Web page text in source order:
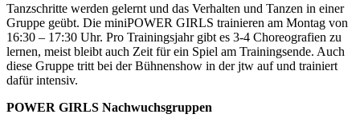
Tanzschritte werden gelernt und das Verhalten und Tanzen in einer
Gruppe geübt. Die miniPOWER GIRLS trainieren am Montag von
16:30 – 17:30 Uhr. Pro Trainingsjahr gibt es 3-4 Choreografien zu
lernen, meist bleibt auch Zeit für ein Spiel am Trainingsende. Auch
diese Gruppe tritt bei der Bühnenshow in der jtw auf und trainiert
dafür intensiv.
POWER GIRLS Nachwuchsgruppen